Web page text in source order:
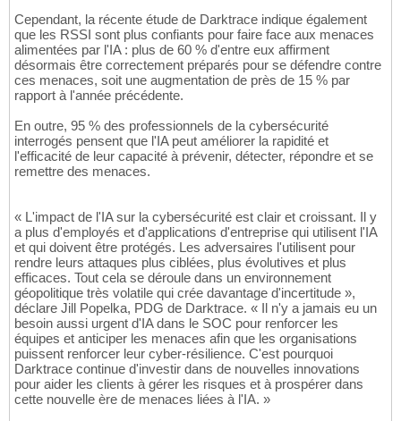
Cependant, la récente étude de Darktrace indique également
que les RSSI sont plus confiants pour faire face aux menaces
alimentées par l'IA : plus de 60 % d'entre eux affirment
désormais être correctement préparés pour se défendre contre
ces menaces, soit une augmentation de près de 15 % par
rapport à l'année précédente.
En outre, 95 % des professionnels de la cybersécurité
interrogés pensent que l'IA peut améliorer la rapidité et
l'efficacité de leur capacité à prévenir, détecter, répondre et se
remettre des menaces.
« L'impact de l'IA sur la cybersécurité est clair et croissant. Il y
a plus d'employés et d'applications d'entreprise qui utilisent l'IA
et qui doivent être protégés. Les adversaires l'utilisent pour
rendre leurs attaques plus ciblées, plus évolutives et plus
efficaces. Tout cela se déroule dans un environnement
géopolitique très volatile qui crée davantage d'incertitude »,
déclare Jill Popelka, PDG de Darktrace. « Il n'y a jamais eu un
besoin aussi urgent d'IA dans le SOC pour renforcer les
équipes et anticiper les menaces afin que les organisations
puissent renforcer leur cyber-résilience. C'est pourquoi
Darktrace continue d'investir dans de nouvelles innovations
pour aider les clients à gérer les risques et à prospérer dans
cette nouvelle ère de menaces liées à l'IA. »